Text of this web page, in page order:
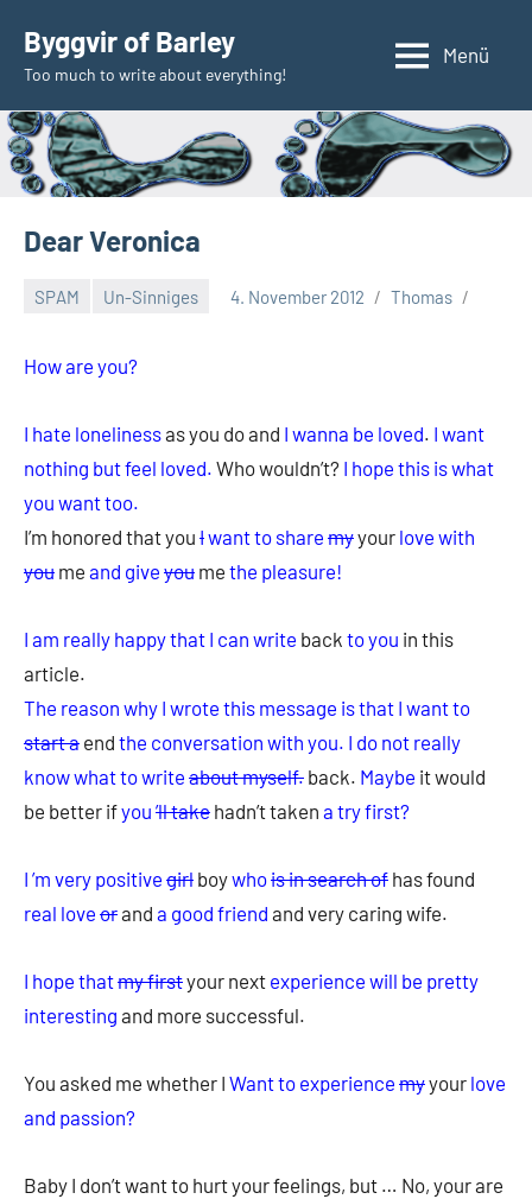
Inhalt
springen
Byggvir of Barley
Too much to write about everything!
Menü
Dear Veronica
SPAM Un-Sinniges 4. November 2012 Thomas
How are you?
I hate lonelinessas you do and I wanna be loved. I want
nothing but feel loved. Who wouldn’t? I hope this is what
you want too.
I’m honored that you Iwant to share myyour love with
you me and give you me the pleasure!
I am really happy that I can write back to you in this
article.
The reason why I wrote this message is that I want to
start a end the conversation with you. I do not really
know what to write about myself. back. Maybe it would
be better ifyou ’ll take hadn’t taken a try first?
I ’m very positive girl boywhois in search of has found
real love orand a good friend and very caring wife.
I hope thatmy firstyour next experience will be pretty
interesting and more successful.
You asked me whether I Want to experience myyour love
and passion?
Baby I don’t want to hurt your feelings, but … No, your are